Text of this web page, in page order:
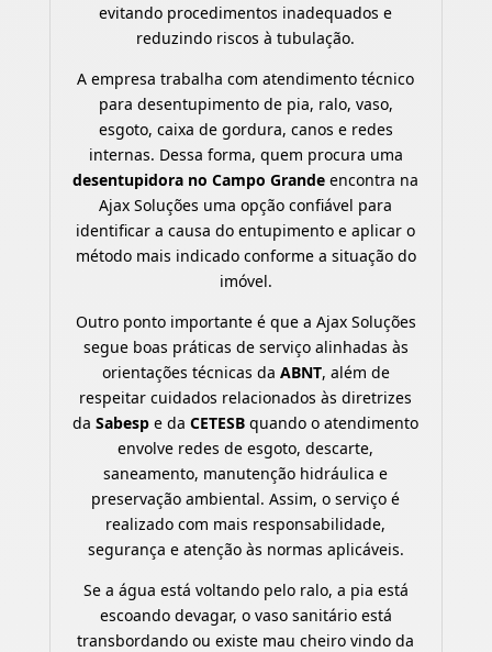
evitando procedimentos inadequados e
reduzindo riscos à tubulação.
A empresa trabalha com atendimento técnico
para desentupimento de pia, ralo, vaso,
esgoto, caixa de gordura, canos e redes
internas. Dessa forma, quem procura uma
desentupidora no Campo Grande encontra na
Ajax Soluções uma opção confiável para
identificar a causa do entupimento e aplicar o
método mais indicado conforme a situação do
imóvel.
Outro ponto importante é que a Ajax Soluções
segue boas práticas de serviço alinhadas às
orientações técnicas da ABNT, além de
respeitar cuidados relacionados às diretrizes
daSabesp e daCETESB quando o atendimento
envolve redes de esgoto, descarte,
saneamento, manutenção hidráulica e
preservação ambiental. Assim, o serviço é
realizado com mais responsabilidade,
segurança e atenção às normas aplicáveis.
Se a água está voltando pelo ralo, a pia está
escoando devagar, o vaso sanitário está
transbordando ou existe mau cheiro vindo da